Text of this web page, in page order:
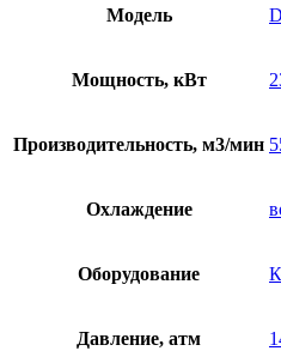
Модель
Мощность, кВт
Производительность, м3/мин
Охлаждение
Оборудование
Давление, атм